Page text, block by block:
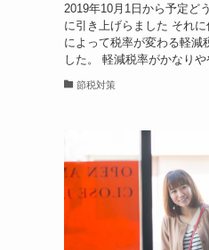
2019年10月1日から予定ど
に引き上げらました それ
によって税率が変わる軽減
した。 軽減税率がかなり
節税対策